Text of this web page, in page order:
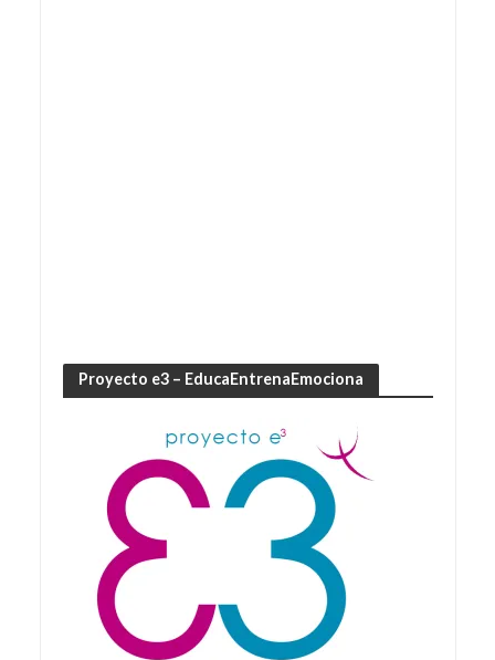
Proyecto e3 – EducaEntrenaEmociona